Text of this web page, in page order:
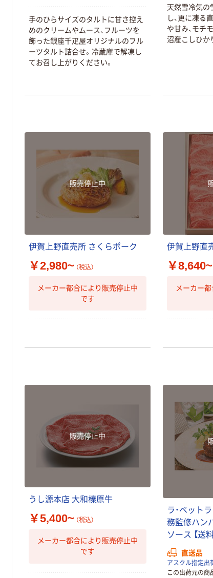
手のひらサイ ズのタ ル トに甘さ控え
めのク リ ー ムや ムース、 フ ルーツを
飾った銀座千疋屋オ リ ジナルのフ ル
ーツタ ル ト詰合せ。 冷蔵庫で解凍し
てお召 し 上がり く ださい。
天然雪冷気の
し、 更に凍る直
や甘み、 モチモ
沼産こ しひか
販売停止中
伊賀 上野直売所 さ く らポーク
￥2,980~ （税込）
メーカー都合により販売停止中
です
伊賀 上野直
￥8,640~
メーカー
販売停止中
う し源本店 大和榛原牛
￥5,400~ （税込）
メーカー都合により販売停止中
です
ラ ・ベ ッ ト ラ
務監修ハン
ソース 【送
直送品
アスクル指定出
この出荷元の商